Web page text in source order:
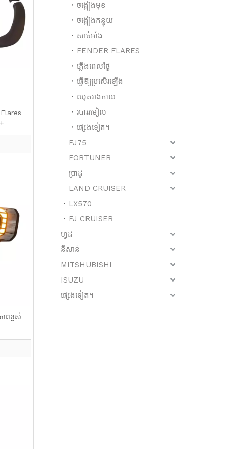
ាពខ្ពស់
ចង្កៀងមុខ
ចង្កៀងកន្ទុយ
សាច់អាំង
FENDER FLARES
ភ្លើងពេលថ្ងៃ
ធ្វើឱ្យប្រសើរឡើង
ឈុតរាងកាយ
របាររមៀល
ផ្សេងទៀត។
FJ75
FORTUNER
ប្រាដូ
LAND CRUISER
LX570
FJ CRUISER
ហ្វដ
នីសាន់
MITSHUBISHI
ISUZU
ផ្សេងទៀត។